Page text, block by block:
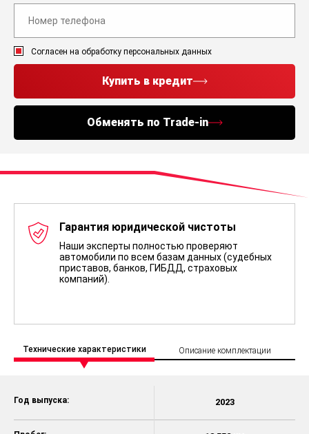
Согласен на обработку персональных данных
Купить в кредит
Обменять по Trade-in
Гарантия юридической чистоты
Наши эксперты полностью проверяют
автомобили по всем базам данных (судебных
приставов, банков, ГИБДД, страховых
компаний).
Технические характеристики Описание комплектации
Год выпуска: 2023